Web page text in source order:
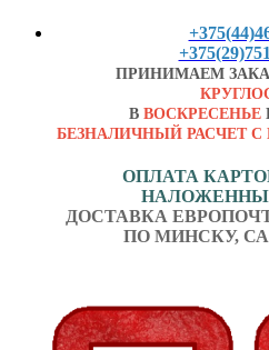
ПРИНИМАЕМ
В ВОСКРЕСЕНЬЕ
БЕЗНАЛИЧНЫЙ РАСЧЕТ
ОПЛАТА
ДОСТАВКА
ПО МИНСКУ,